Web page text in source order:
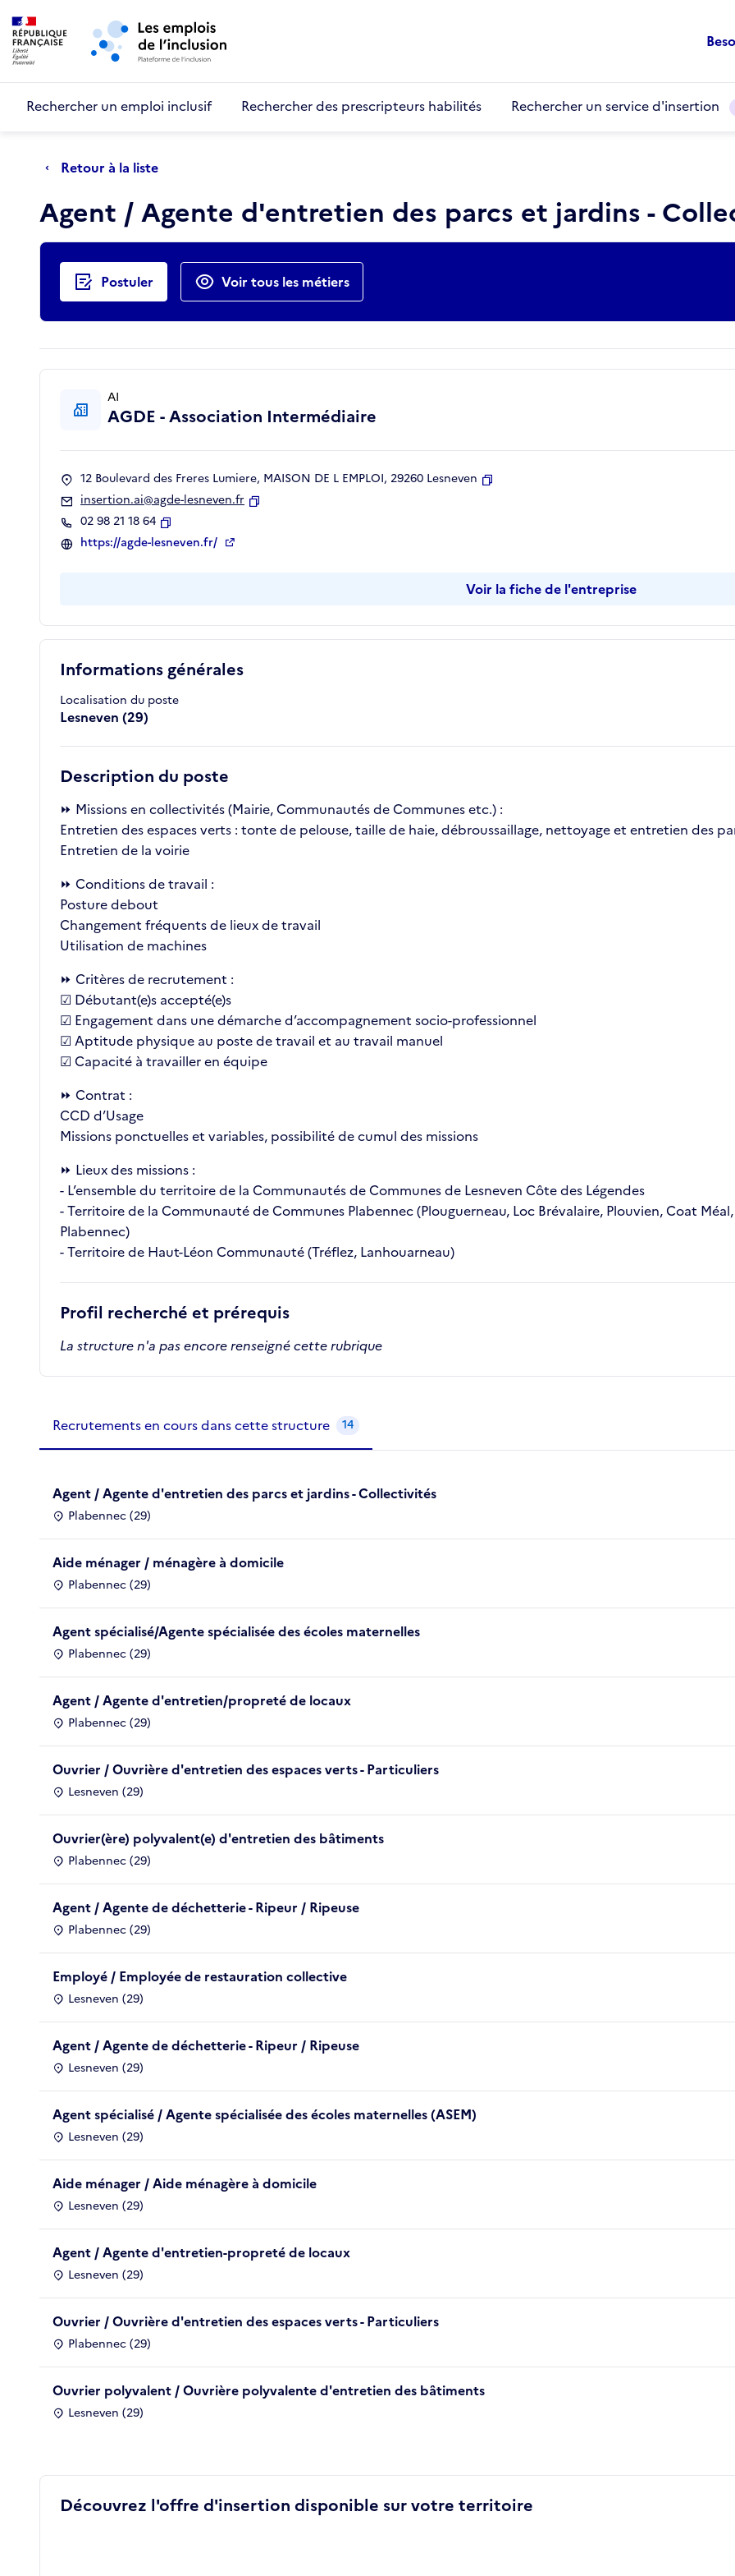
Aller au menu principal
Rechercher un emploi inclusif Rechercher des prescripteurs habilités Rechercher un service d'insertion
Retour à la liste
Agent / Agente d'entretien des parcs et jardins -
Actions rapides
Postuler Voir tous les métiers
Informations générales
Localisation du poste
Lesneven (29)
Description du poste
⏩ Missions en collectivités (Mairie, Communautés de Communes etc.) :
Entretien des espaces verts : tonte de pelouse, taille de haie, débroussaillage, nettoyage et entretien des
Entretien de la voirie
⏩ Conditions de travail :
Posture debout
Changement fréquents de lieux de travail
Utilisation de machines
⏩ Critères de recrutement :
☑ Débutant(e)s accepté(e)s
☑ Engagement dans une démarche d’accompagnement socio-professionnel
☑ Aptitude physique au poste de travail et au travail manuel
☑ Capacité à travailler en équipe
⏩ Contrat :
CCD d’Usage
Missions ponctuelles et variables, possibilité de cumul des missions
⏩ Lieux des missions :
- L’ensemble du territoire de la Communautés de Communes de Lesneven Côte des Légendes
- Territoire de la Communauté de Communes Plabennec (Plouguerneau, Loc Brévalaire, Plouvien, Coat
Plabennec)
- Territoire de Haut-Léon Communauté (Tréflez, Lanhouarneau)
Profil recherché et prérequis
La structure n'a pas encore renseigné cette rubrique
AI
AGDE - Association Intermédiaire
12 Boulevard des Freres Lumiere, MAISON DE L EMPLOI, 29260 Lesneven
insertion.ai@agde-lesneven.fr
02 98 21 18 64
Copier
https://agde-lesneven.fr/
Voir la fiche de l'entreprise
Recrutements de la structure
Recrutements en cours dans cette structure 14
Agent / Agente d'entretien des parcs et jardins - Collectivités
Plabennec (29)
Aide ménager / ménagère à domicile
Plabennec (29)
Agent spécialisé/Agente spécialisée des écoles maternelles
Plabennec (29)
Agent / Agente d'entretien/propreté de locaux
Plabennec (29)
Ouvrier / Ouvrière d'entretien des espaces verts - Particuliers
Lesneven (29)
Ouvrier(ère) polyvalent(e) d'entretien des bâtiments
Plabennec (29)
Agent / Agente de déchetterie - Ripeur / Ripeuse
Plabennec (29)
Employé / Employée de restauration collective
Lesneven (29)
Agent / Agente de déchetterie - Ripeur / Ripeuse
Lesneven (29)
Agent spécialisé / Agente spécialisée des écoles maternelles (ASEM)
Lesneven (29)
Aide ménager / Aide ménagère à domicile
Lesneven (29)
Agent / Agente d'entretien-propreté de locaux
Lesneven (29)
Ouvrier / Ouvrière d'entretien des espaces verts - Particuliers
Plabennec (29)
Ouvrier polyvalent / Ouvrière polyvalente d'entretien des bâtiments
Lesneven (29)
Découvrez l'offre d'insertion disponible sur votre territoire